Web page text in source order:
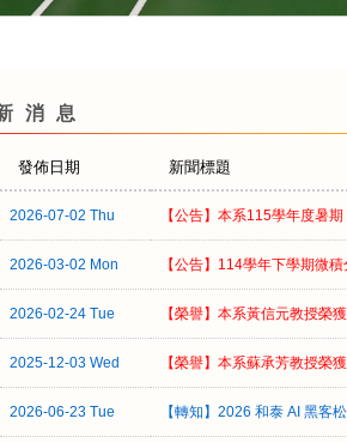
消息
發佈日期 新聞標題
2026-07-02 Thu 【公告】本系115學年度暑
2026-03-02 Mon 【公告】114學年下學期微
2026-02-24 Tue 【榮譽】本系黃信元教授榮
2025-12-03 Wed 【榮譽】本系蘇承芳教授榮
2026-06-23 Tue 【轉知】2026 和泰 AI 黑客松